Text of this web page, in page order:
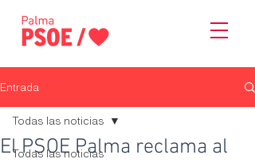
Entrada
Todas las noticias
Todas las noticias
El PSOE Palma reclama al